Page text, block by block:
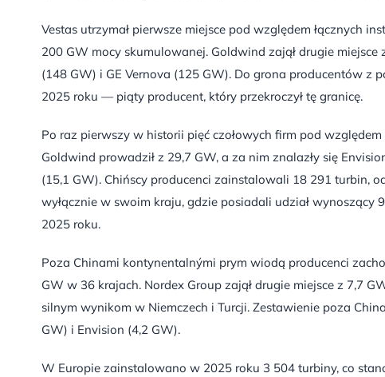
Vestas utrzymał pierwsze miejsce pod względem łącznych
200 GW mocy skumulowanej. Goldwind zajął drugie
(148 GW) i GE Vernova (125 GW). Do grona producentów z
2025 roku — piąty producent, który przekroczył tę granicę.
Po raz pierwszy w historii pięć czołowych firm pod
Goldwind prowadził z 29,7 GW, a za nim znalazły się
(15,1 GW). Chińscy producenci zainstalowali 18 291 turbin,
wyłącznie w swoim kraju, gdzie posiadali udział
2025 roku.
Poza Chinami kontynentalnými prym wiodą producenci
GW w 36 krajach. Nordex Group zajął drugie miejsce z 7,7
silnym wynikom w Niemczech i Turcji. Zestawienie poza
GW) i Envision (4,2 GW).
W Europie zainstalowano w 2025 roku 3 504 turbiny, co